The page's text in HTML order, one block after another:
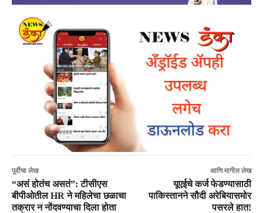
पूर्वीचा लेख
“असं होतंच असतं”: टीसीएस
बीपीओतील HR ने महिलेचा छळाचा
तक्रार न नोंदवण्याचा दिला होता
आणि मागील लेख
यूएईचे कर्ज फेडण्यासाठी
पाकिस्तानने सौदी अरेबियासमोर
पसरले हात!